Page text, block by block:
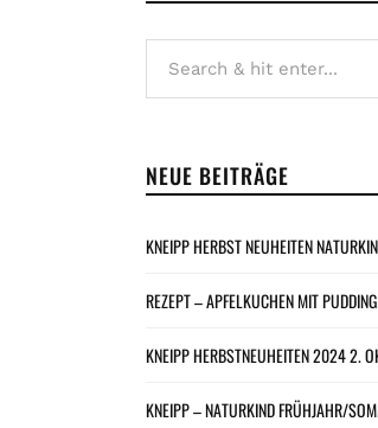
NEUE BEITRÄGE
KNEIPP HERBST NEUHEITEN
REZEPT – APFELKUCHEN MIT PUDDING
KNEIPP HERBSTNEUHEITEN 20242.
KNEIPP – NATURKIND FRÜHJAHR/